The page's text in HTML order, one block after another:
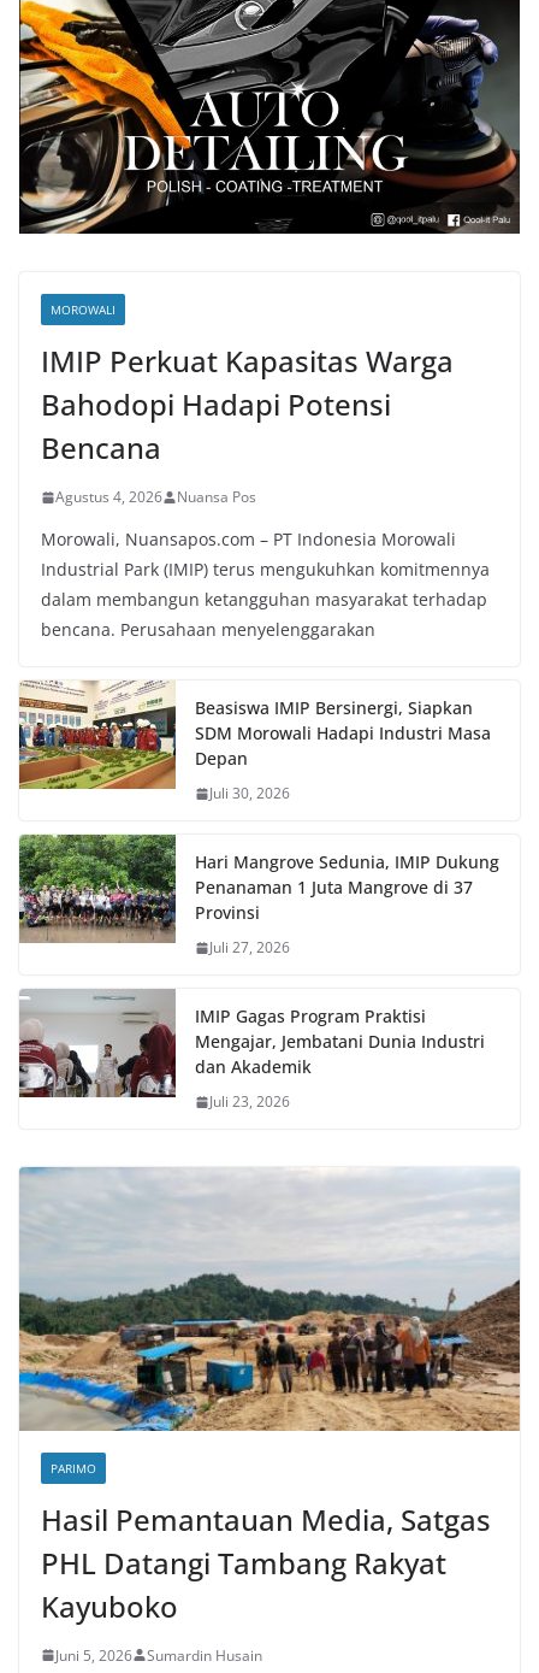
MOROWALI
IMIP Perkuat Kapasitas Warga
Bahodopi Hadapi Potensi
Bencana
Agustus 4, 2026 Nuansa Pos
Morowali, Nuansapos.com – PT Indonesia Morowali
Industrial Park (IMIP) terus mengukuhkan komitmennya
dalam membangun ketangguhan masyarakat terhadap
bencana. Perusahaan menyelenggarakan
Beasiswa IMIP Bersinergi, Siapkan
SDM Morowali Hadapi Industri Masa
Depan
Juli 30, 2026
Hari Mangrove Sedunia, IMIP Dukung
Penanaman 1 Juta Mangrove di 37
Provinsi
Juli 27, 2026
IMIP Gagas Program Praktisi
Mengajar, Jembatani Dunia Industri
dan Akademik
Juli 23, 2026
PARIMO
Hasil Pemantauan Media, Satgas
PHL Datangi Tambang Rakyat
Kayuboko
Juni 5, 2026 Sumardin Husain